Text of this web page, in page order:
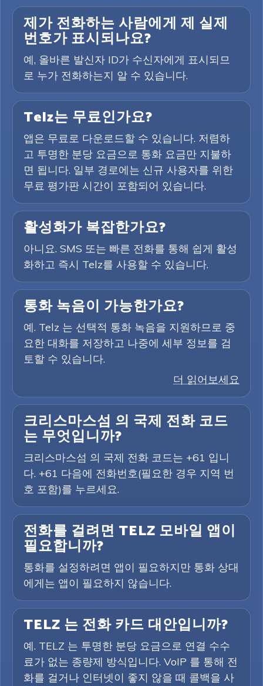
제가 전화하는 사람에게 제 실제
번호가 표시되나요?
예, 올바른 발신자 ID가 수신자에게 표시되므
로 누가 전화하는지 알 수 있습니다.
Telz는 무료인가요?
앱은 무료로 다운로드할 수 있습니다. 저렴하
고 투명한 분당 요금으로 통화 요금만 지불하
면 됩니다. 일부 경로에는 신규 사용자를 위한
무료 평가판 시간이 포함되어 있습니다.
활성화가 복잡한가요?
아니요. SMS 또는 빠른 전화를 통해 쉽게 활성
화하고 즉시 Telz를 사용할 수 있습니다.
통화 녹음이 가능한가요?
예. Telz 는 선택적 통화 녹음을 지원하므로 중
요한 대화를 저장하고 나중에 세부 정보를 검
토할 수 있습니다.
더 읽어보세요
크리스마스섬 의 국제 전화 코드
는 무엇입니까?
크리스마스섬 의 국제 전화 코드는 +61 입니
다. +61 다음에 전화번호(필요한 경우 지역 번
호 포함)를 누르세요.
전화를 걸려면 TELZ 모바일 앱이
필요합니까?
통화를 설정하려면 앱이 필요하지만 통화 상대
에게는 앱이 필요하지 않습니다.
TELZ 는 전화 카드 대안입니까?
예. TELZ 는 투명한 분당 요금으로 연결 수수
료가 없는 종량제 방식입니다. VoIP 를 통해 전
화를 걸거나 인터넷이 좋지 않을 때 콜백을 사